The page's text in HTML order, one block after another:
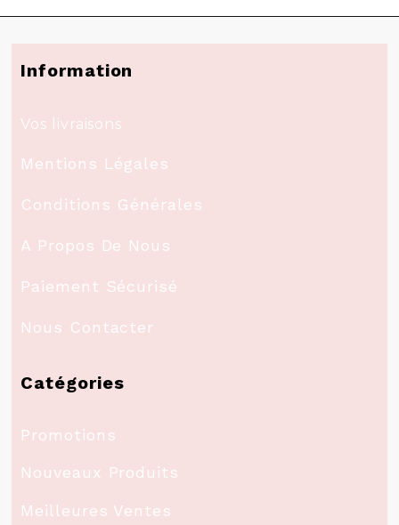
Information
Vos livraisons
Mentions Légales
Conditions Générales
A Propos De Nous
Paiement Sécurisé
Nous Contacter
Catégories
Promotions
Nouveaux Produits
Meilleures Ventes